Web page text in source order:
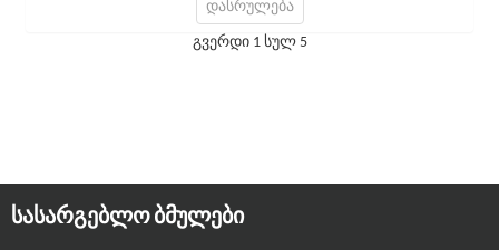
დასრულება
გვერდი 1 სულ 5
ᲡᲐᲡᲐᲠᲒᲔᲑᲚᲝ ᲑᲛᲣᲚᲔᲑᲘ